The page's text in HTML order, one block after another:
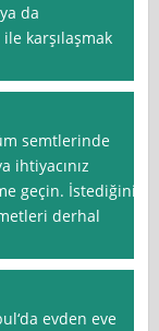
da
karşılaşmak
semtlerinde
ihtiyacınız
geçin. İstediğiniz
derhal
evden eve